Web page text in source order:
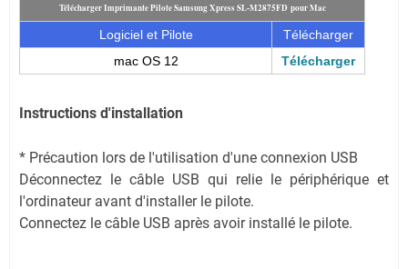
Télécharger Imprimante Pilote Samsung Xpress SL-M2875FD pour Mac
Logiciel et Pilote
Télécharger
mac OS 12
Télécharger
Instructions d'installation
* Précaution lors de l'utilisation d'une connexion USB
Déconnectez le câble USB qui relie le périphérique et
l'ordinateur avant d'installer le pilote.
Connectez le câble USB après avoir installé le pilote.